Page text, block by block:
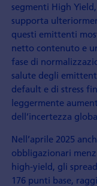
segmenti High
supporta
questi emittenti
netto contenuto e
fase di
salute degli
default e di stress
leggermente
dell’incertezza
Nell’aprile 2025
obbligazionari
high-yield, gli
176 punti base,